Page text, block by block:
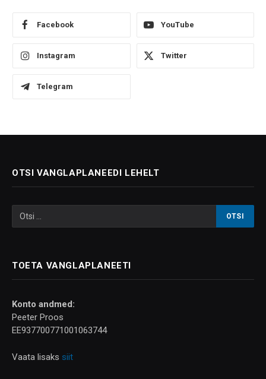
Facebook YouTube
Instagram Twitter
Telegram
OTSI VANGLAPLANEEDI LEHELT
TOETA VANGLAPLANEETI
Konto andmed:
Peeter Proos
EE937700771001063744
Vaata lisaks siit